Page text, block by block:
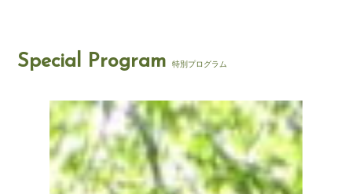
Special Program 特別プログラム